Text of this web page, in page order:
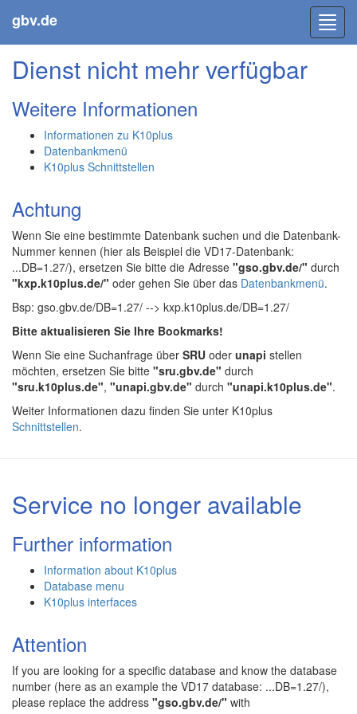
gbv.de
Dienst nicht mehr verfügbar
Weitere Informationen
Informationen zu K10plus
Datenbankmenü
K10plus Schnittstellen
Achtung
Wenn Sie eine bestimmte Datenbank suchen und die Datenbank-
Nummer kennen (hier als Beispiel die VD17-Datenbank:
...DB=1.27/), ersetzen Sie bitte die Adresse "gso.gbv.de/" durch
"kxp.k10plus.de/" oder gehen Sie über das Datenbankmenü.
Bsp: gso.gbv.de/DB=1.27/ --> kxp.k10plus.de/DB=1.27/
Bitte aktualisieren Sie Ihre Bookmarks!
Wenn Sie eine Suchanfrage über SRU oder unapi stellen
möchten, ersetzen Sie bitte "sru.gbv.de" durch
"sru.k10plus.de", "unapi.gbv.de" durch "unapi.k10plus.de".
Weiter Informationen dazu finden Sie unter K10plus
Schnittstellen.
Service no longer available
Further information
Information about K10plus
Database menu
K10plus interfaces
Attention
If you are looking for a specific database and know the database
number (here as an example the VD17 database: ...DB=1.27/),
please replace the address "gso.gbv.de/" with